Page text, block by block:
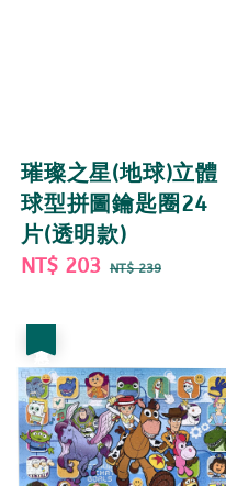
璀璨之星(地球)立體
球型拼圖鑰匙圈24
片(透明款)
Sale
NT$ 203 Regular
NT$ 239